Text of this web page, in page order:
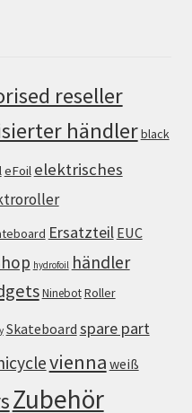
reseller
händlerblack
eFoil elektrisches
Ersatzteil EUC
hydrofoil händler
NinebotRoller
Skateboard spare part
vienna weiß
Zubehör